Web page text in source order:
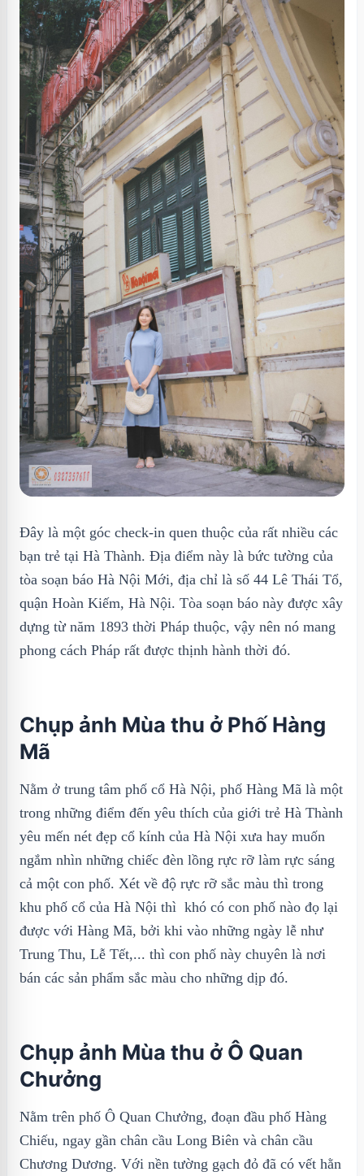
Đây là một góc check-in quen thuộc của rất nhiều các
bạn trẻ tại Hà Thành. Địa điểm này là bức tường của
tòa soạn báo Hà Nội Mới, địa chỉ là số 44 Lê Thái Tổ,
quận Hoàn Kiếm, Hà Nội. Tòa soạn báo này được xây
dựng từ năm 1893 thời Pháp thuộc, vậy nên nó mang
phong cách Pháp rất được thịnh hành thời đó.
Chụp ảnh Mùa thu ở Phố Hàng
Mã
Nằm ở trung tâm phố cổ Hà Nội, phố Hàng Mã là một
trong những điểm đến yêu thích của giới trẻ Hà Thành
yêu mến nét đẹp cổ kính của Hà Nội xưa hay muốn
ngắm nhìn những chiếc đèn lồng rực rỡ làm rực sáng
cả một con phố. Xét về độ rực rỡ sắc màu thì trong
khu phố cổ của Hà Nội thì khó có con phố nào đọ lại
được với Hàng Mã, bởi khi vào những ngày lễ như
Trung Thu, Lễ Tết,... thì con phố này chuyên là nơi
bán các sản phẩm sắc màu cho những dịp đó.
Chụp ảnh Mùa thu ở Ô Quan
Chưởng
Nằm trên phố Ô Quan Chưởng, đoạn đầu phố Hàng
Chiếu, ngay gần chân cầu Long Biên và chân cầu
Chương Dương. Với nền tường gạch đỏ đã có vết hằn